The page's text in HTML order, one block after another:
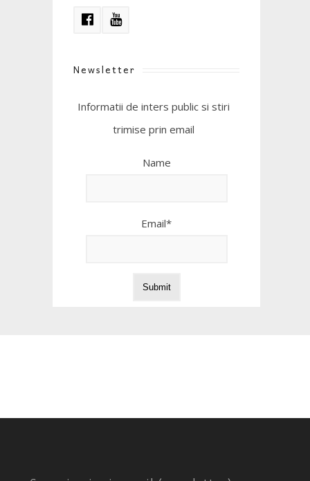
Newsletter
Informatii de inters public si stiri
trimise prin email
Name
Email*